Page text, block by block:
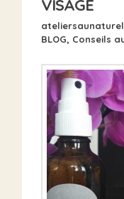
VISAGE
ateliersaunaturel
BLOG, Conseils